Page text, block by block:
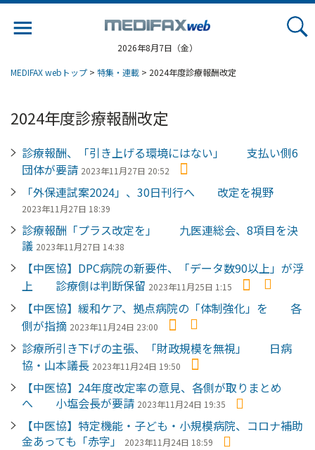
2026年8月7日（金）
MEDIFAX webトップ > 特集・連載 > 2024年度診療報酬改定
2024年度診療報酬改定
診療報酬、「引き上げる環境にはない」 支払い側6
団体が要請 2023年11月27日 20:52
「外保連試案2024」、30日刊行へ 改定を視野
2023年11月27日 18:39
診療報酬「プラス改定を」 九医連総会、8項目を決
議 2023年11月27日 14:38
【中医協】DPC病院の新要件、「データ数90以上」が浮
上 診療側は判断保留 2023年11月25日 1:15
【中医協】緩和ケア、拠点病院の「体制強化」を 各
側が指摘 2023年11月24日 23:00
診療所引き下げの主張、「財政規模を無視」 日病
協・山本議長 2023年11月24日 19:50
【中医協】24年度改定率の意見、各側が取りまとめ
へ 小塩会長が要請 2023年11月24日 19:35
【中医協】特定機能・子ども・小規模病院、コロナ補助
金あっても「赤字」
2023年11月24日 18:59